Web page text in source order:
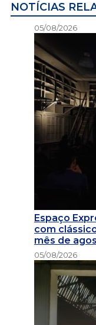
NOTÍCIAS
05/08/2026
Espaço
com
mês de
05/08/2026